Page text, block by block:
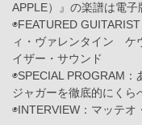
APPLE）』の楽譜は電子
◉FEATURED
ィ・ヴァレンタイン ケ
イザー・サウンド
◉SPECIAL PROGRAM
ジャガーを徹底的にくら
◉INTERVIEW：マッテ